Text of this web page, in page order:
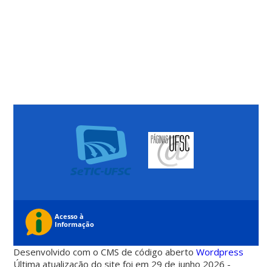
Desenvolvido com o CMS de código abertoWordpress
Última atualização do site foi em 29 de junho 2026 -